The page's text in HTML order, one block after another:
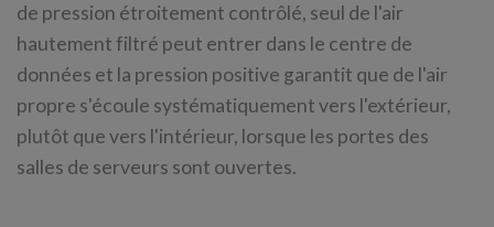
de pression étroitement contrôlé, seul de l'air
hautement filtré peut entrer dans le centre de
données et la pression positive garantit que de l'air
propre s'écoule systématiquement vers l'extérieur,
plutôt que vers l'intérieur, lorsque les portes des
salles de serveurs sont ouvertes.